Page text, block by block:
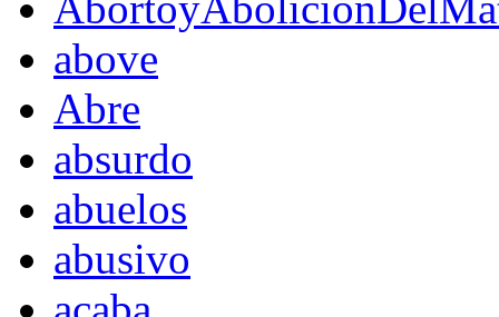
above
Abre
absurdo
abuelos
abusivo